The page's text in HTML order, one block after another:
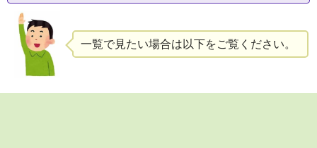
一覧で見たい場合は以下をご覧ください。